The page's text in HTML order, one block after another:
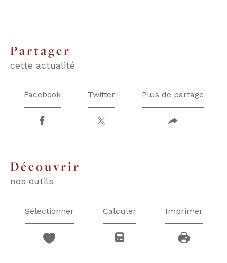
partager
cette actualité
Facebook Twitter Plus de partage
découvrir
nos outils
Sélectionner Calculer Imprimer